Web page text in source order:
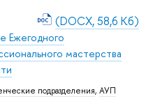
Ежегодного
мастерства
подразделения, АУП
(DOCX, 58,6 Кб)